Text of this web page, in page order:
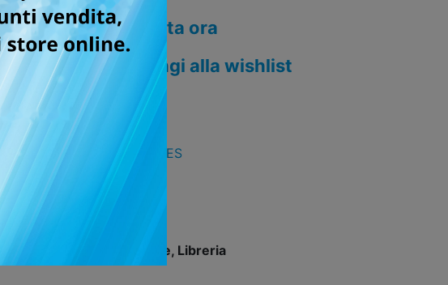
Acquista ora
Aggiungi alla wishlist
Shonen
CONAN SPECIAL CASES
, b/n
Fumetteria, Online store, Libreria